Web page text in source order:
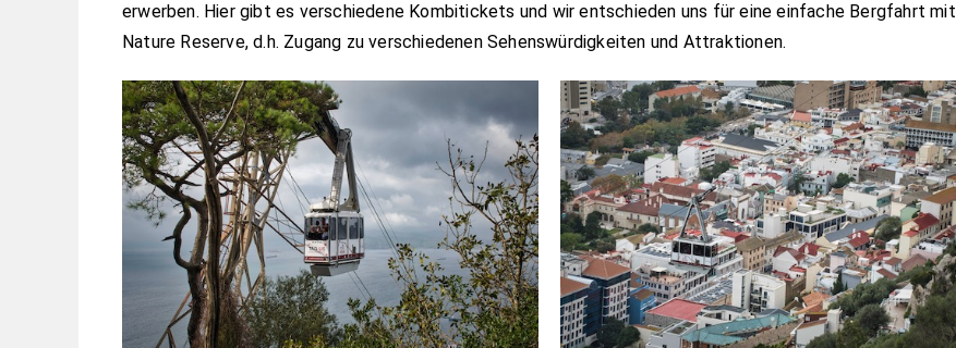
erwerben. Hier gibt es verschiedene Kombitickets und wir entschieden uns für eine einfache Bergfahrt mit
Nature Reserve, d.h. Zugang zu verschiedenen Sehenswürdigkeiten und Attraktionen.